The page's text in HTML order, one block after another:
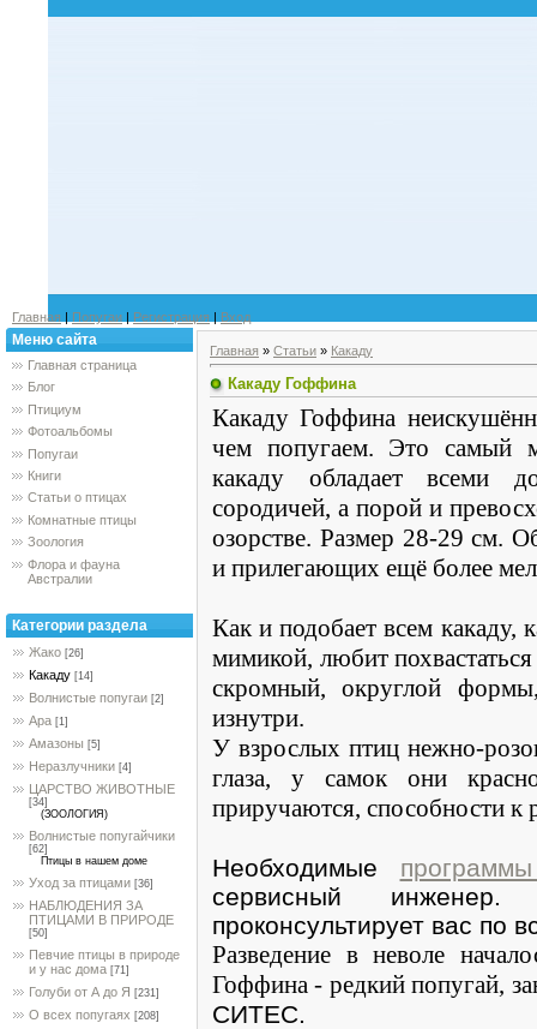
Главная | Попугаи | Регистрация | Вход
Меню сайта
Главная страница
Блог
Птициум
Фотоальбомы
Попугаи
Книги
Статьи о птицах
Комнатные птицы
Зоология
Флора и фауна
Австралии
Категории раздела
Жако [26]
Какаду [14]
Волнистые попугаи [2]
Ара [1]
Амазоны [5]
Неразлучники [4]
ЦАРСТВО ЖИВОТНЫЕ
[34]
(ЗООЛОГИЯ)
Волнистые попугайчики
[62]
Птицы в нашем доме
Уход за птицами [36]
НАБЛЮДЕНИЯ ЗА
ПТИЦАМИ В ПРИРОДЕ
[50]
Певчие птицы в природе
и у нас дома [71]
Голуби от А до Я [231]
О всех попугаях [208]
Главная » Статьи » Какаду
Какаду Гоффина
Какаду Гоффина
чем попугаем. Это самый
какаду обладает всеми
сородичей, а порой и
озорстве. Размер 28-29 см.
и прилегающих ещё более
Как и подобает всем какаду,
мимикой, любит
скромный, округлой
изнутри.
У взрослых птиц нежно-
глаза, у самок они
приручаются, способности к
Необходимые
сервисный
проконсультирует вас по
Разведение в неволе
Гоффина - редкий попугай,
СИТЕС.